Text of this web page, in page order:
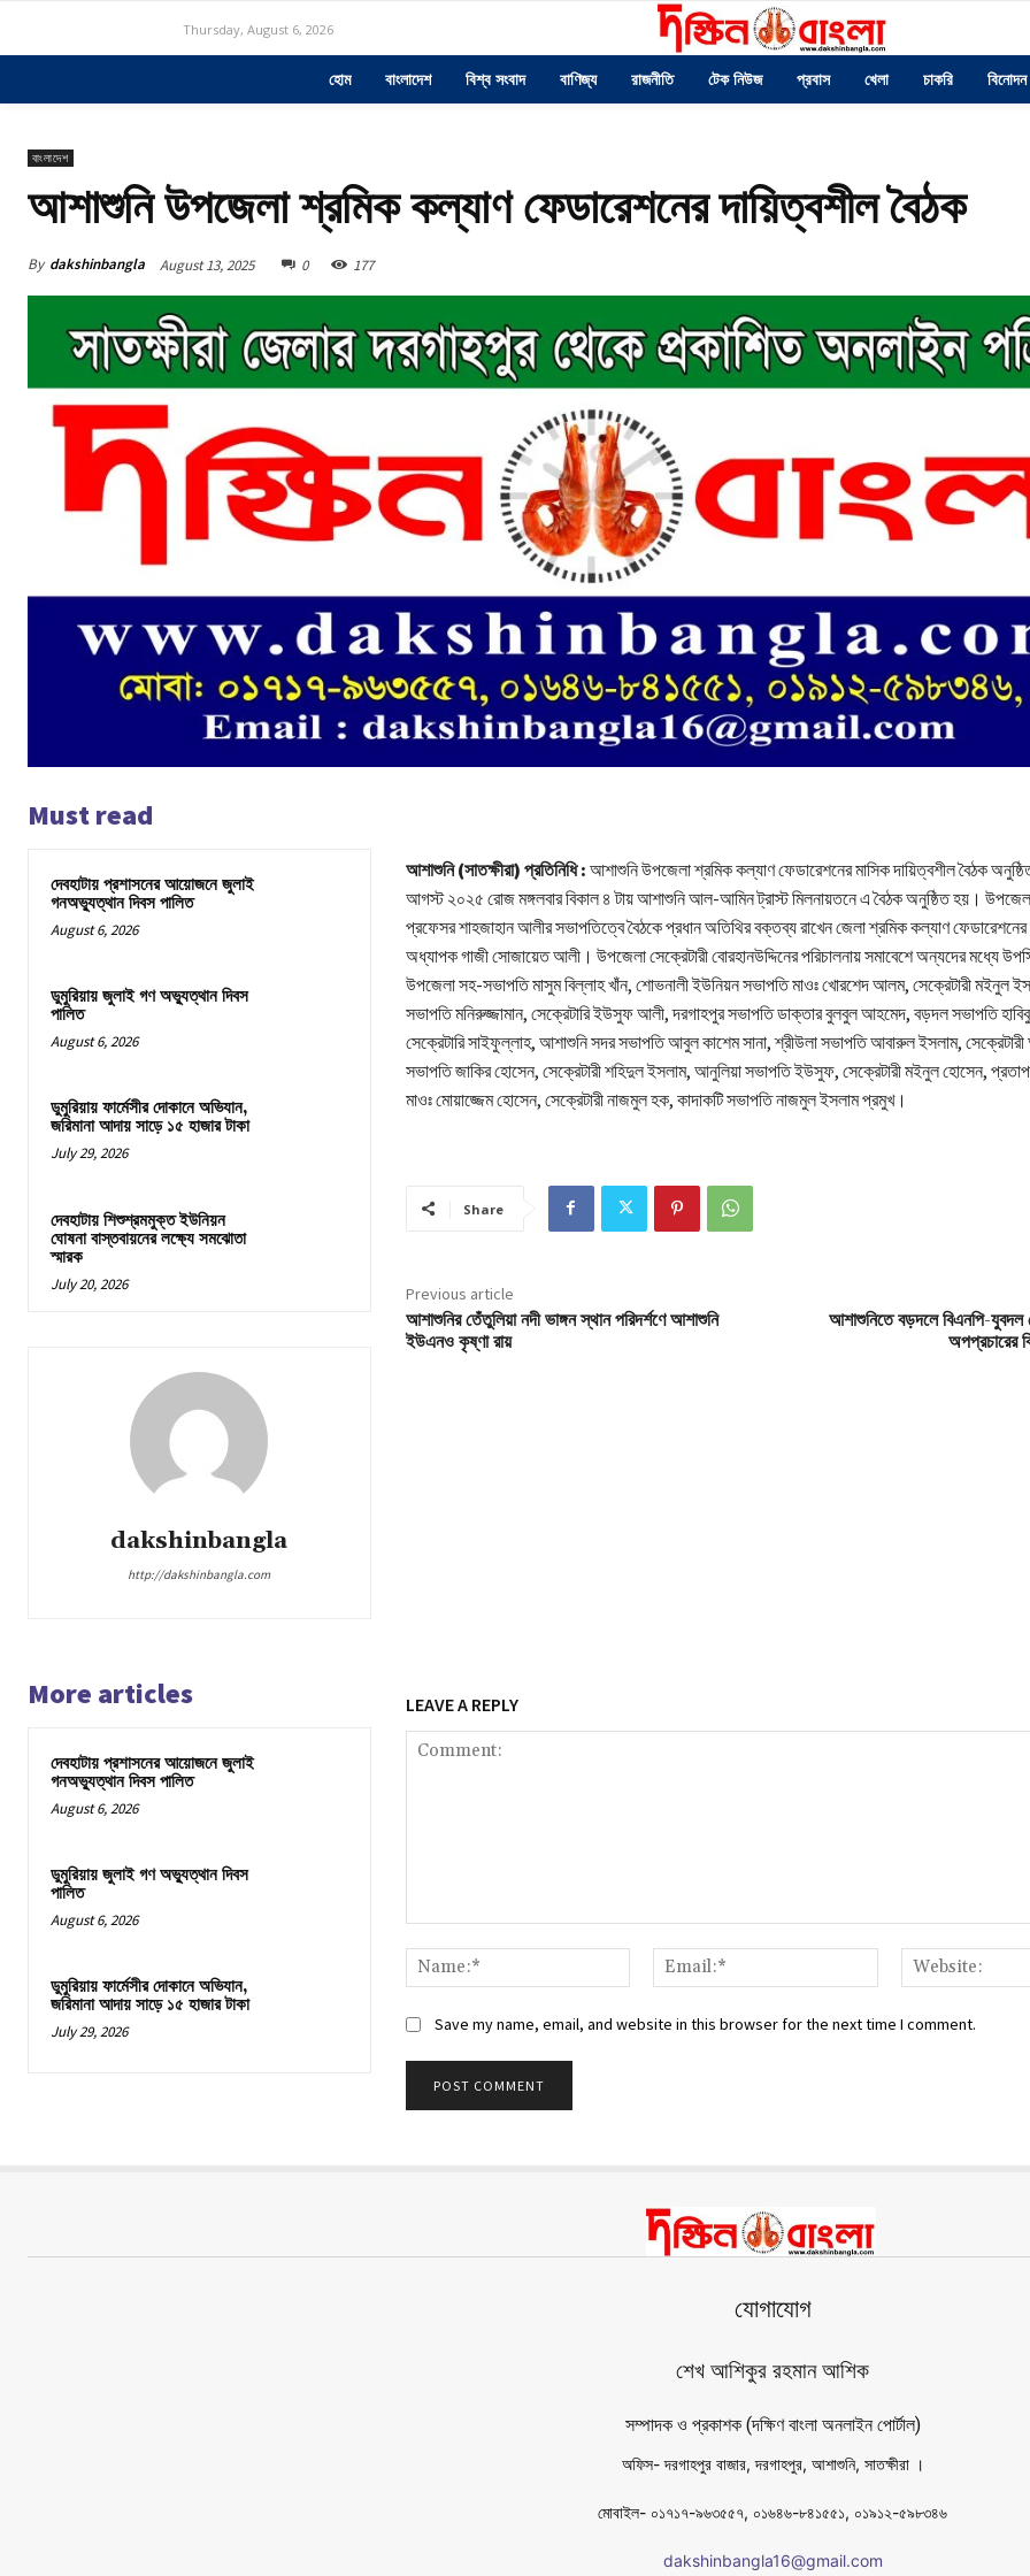
Thursday, August 6, 2026
হোম বাংলাদেশ বিশ্ব সংবাদ বাণিজ্য রাজনীতি টেক নিউজ প্রবাস খেলা চাকরি বিনোদন
বাংলাদেশ
আশাশুনি উপজেলা শ্রমিক কল্যাণ ফেডারেশনের দায়িত্বশীল বৈঠক
By dakshinbangla August 13, 2025 0 177
Must read
দেবহাটায় প্রশাসনের আয়োজনে জুলাই
গনঅভ্যুত্থান দিবস পালিত
August 6, 2026
ডুমুরিয়ায় জুলাই গণ অভ্যুত্থান দিবস
পালিত
August 6, 2026
ডুমুরিয়ায় ফার্মেসীর দোকানে অভিযান,
জরিমানা আদায় সাড়ে ১৫ হাজার টাকা
July 29, 2026
দেবহাটায় শিশুশ্রমমুক্ত ইউনিয়ন
ঘোষনা বাস্তবায়নের লক্ষ্যে সমঝোতা
স্মারক
July 20, 2026
dakshinbangla
http://dakshinbangla.com
আশাশুনি (সাতক্ষীরা) প্রতিনিধি : আশাশুনি উপজেলা শ্রমিক কল্যাণ ফেডারেশনের মাসিক দায়িত্বশীল বৈঠক
আগস্ট ২০২৫ রোজ মঙ্গলবার বিকাল ৪ টায় আশাশুনি আল-আমিন ট্রাস্ট মিলনায়তনে এ বৈঠক অনুষ্ঠিত হয়।
প্রফেসর শাহজাহান আলীর সভাপতিত্বে বৈঠকে প্রধান অতিথির বক্তব্য রাখেন জেলা শ্রমিক কল্যাণ
অধ্যাপক গাজী সোজায়েত আলী। উপজেলা সেক্রেটারী বোরহানউদ্দিনের পরিচালনায় সমাবেশে অন্যদের মধ্যে
উপজেলা সহ-সভাপতি মাসুম বিল্লাহ খাঁন, শোভনালী ইউনিয়ন সভাপতি মাওঃ খোরশেদ আলম, সেক্রেটারী মইনুল
সভাপতি মনিরুজ্জামান, সেক্রেটারি ইউসুফ আলী, দরগাহপুর সভাপতি ডাক্তার বুলবুল আহমেদ, বড়দল সভাপতি
সেক্রেটারি সাইফুল্লাহ, আশাশুনি সদর সভাপতি আবুল কাশেম সানা, শ্রীউলা সভাপতি আবারুল ইসলাম, সেক্রেটারী
সভাপতি জাকির হোসেন, সেক্রেটারী শহিদুল ইসলাম, আনুলিয়া সভাপতি ইউসুফ, সেক্রেটারী মইনুল হোসেন,
মাওঃ মোয়াজ্জেম হোসেন, সেক্রেটারী নাজমুল হক, কাদাকটি সভাপতি নাজমুল ইসলাম প্রমুখ।
Share
Previous article
আশাশুনির তেঁতুলিয়া নদী ভাঙ্গন স্থান পরিদর্শণে আশাশুনি
ইউএনও কৃষ্ণা রায়
আশাশুনিতে বড়দলে বিএনপি-যুবদল
অপপ্রচারের
More articles
দেবহাটায় প্রশাসনের আয়োজনে জুলাই
গনঅভ্যুত্থান দিবস পালিত
August 6, 2026
ডুমুরিয়ায় জুলাই গণ অভ্যুত্থান দিবস
পালিত
August 6, 2026
ডুমুরিয়ায় ফার্মেসীর দোকানে অভিযান,
জরিমানা আদায় সাড়ে ১৫ হাজার টাকা
July 29, 2026
LEAVE A REPLY
Name:*
Email:*
Save my name, email, and website in this browser for the next time I comment.
যোগাযোগ
শেখ আশিকুর রহমান আশিক
সম্পাদক ও প্রকাশক (দক্ষিণ বাংলা অনলাইন পোর্টাল)
অফিস- দরগাহপুর বাজার, দরগাহপুর, আশাশুনি, সাতক্ষীরা ।
মোবাইল- ০১৭১৭-৯৬৩৫৫৭, ০১৬৪৬-৮৪১৫৫১, ০১৯১২-৫৯৮৩৪৬
dakshinbangla16@gmail.com